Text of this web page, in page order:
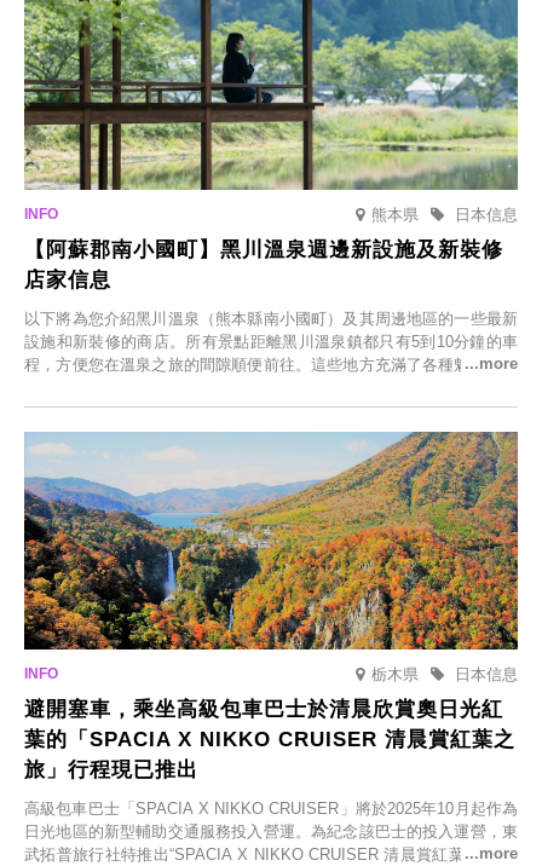
熊本県 日本信息
【阿蘇郡南小國町】黑川溫泉週邊新設施及新裝修
店家信息
以下將為您介紹黑川溫泉（熊本縣南小國町）及其周邊地區的一些最新
設施和新裝修的商店。所有景點距離黑川溫泉鎮都只有5到10分鐘的車
程，方便您在溫泉之旅的間隙順便前往。這些地方充滿了各種魅力，包
食材的餐廳。讓您體驗黑川溫泉的全新樂趣。
栃木県 日本信息
避開塞車，乘坐高級包車巴士於清晨欣賞奧日光紅
葉的「SPACIA X NIKKO CRUISER 清晨賞紅葉之
旅」行程現已推出
高級包車巴士「SPACIA X NIKKO CRUISER」將於2025年10月起作為
日光地區的新型輔助交通服務投入營運。為紀念該巴士的投入運營，東
武拓普旅行社特推出“SPACIA X NIKKO CRUISER 清晨賞紅葉之旅”，